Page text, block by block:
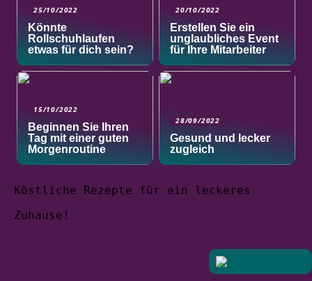
25/10/2022
Könnte
Rollschuhlaufen
etwas für dich sein?
20/10/2022
Erstellen Sie ein
unglaubliches Event
für Ihre Mitarbeiter
15/10/2022
Beginnen Sie Ihren
Tag mit einer guten
Morgenroutine
28/09/2022
Gesund und lecker
zugleich
Köstliche Rezepte für ein leckeres
Zuhause!